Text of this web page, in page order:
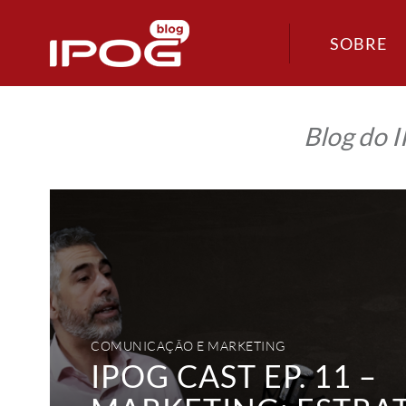
SOBRE
Blog do
IPOG
11
–
Marketing:
Estratégia,
Digital
e
Inteligência
Artificial
COMUNICAÇÃO E MARKETING
IPOG CAST EP. 11 –